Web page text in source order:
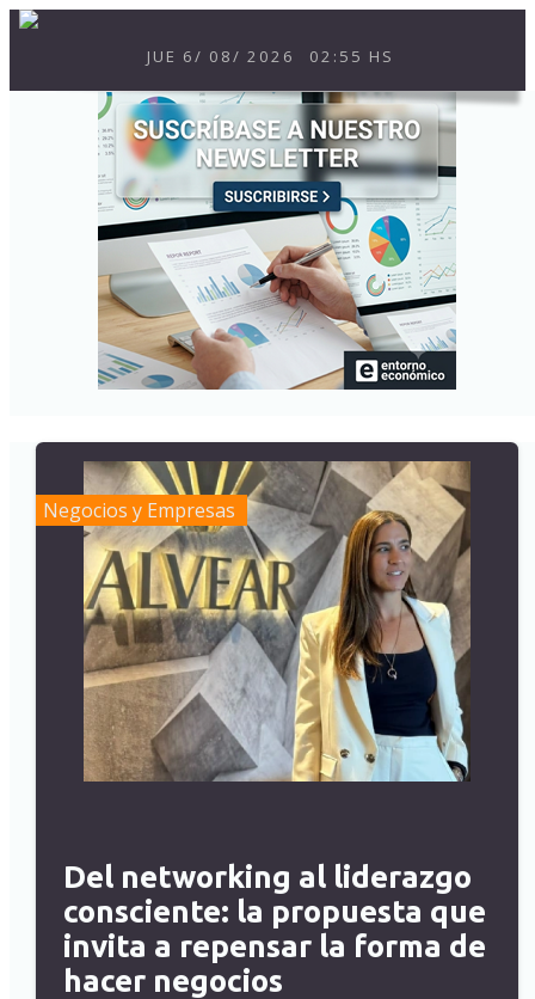
JUE 6/ 08/ 2026 02:55 HS
Negocios y Empresas
Del networking al liderazgo
consciente: la propuesta que
invita a repensar la forma de
hacer negocios